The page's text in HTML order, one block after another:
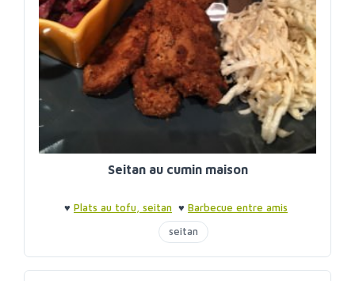
Seitan au cumin maison
♥ Plats au tofu, seitan ♥ Barbecue entre amis
seitan